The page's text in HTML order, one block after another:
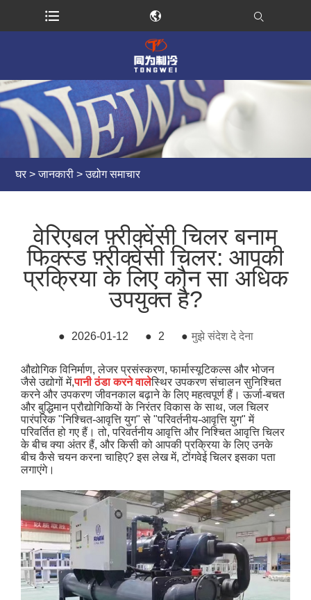
घर > जानकारी >उद्योग समाचार
वेरिएबल फ़्रीक्वेंसी चिलर बनाम
फिक्स्ड फ़्रीक्वेंसी चिलर: आपकी
प्रक्रिया के लिए कौन सा अधिक
उपयुक्त है?
● 2026-01-12 ● 2 ● मुझे संदेश दे देना
औद्योगिक विनिर्माण, लेजर प्रसंस्करण, फार्मास्यूटिकल्स और भोजन
जैसे उद्योगों में,पानी ठंडा करने वालेस्थिर उपकरण संचालन सुनिश्चित
करने और उपकरण जीवनकाल बढ़ाने के लिए महत्वपूर्ण हैं। ऊर्जा-बचत
और बुद्धिमान प्रौद्योगिकियों के निरंतर विकास के साथ, जल चिलर
पारंपरिक "निश्चित-आवृत्ति युग" से "परिवर्तनीय-आवृत्ति युग" में
परिवर्तित हो गए हैं। तो, परिवर्तनीय आवृत्ति और निश्चित आवृत्ति चिलर
के बीच क्या अंतर हैं, और किसी को आपकी प्रक्रिया के लिए उनके
बीच कैसे चयन करना चाहिए? इस लेख में, टोंगवेई चिलर इसका पता
लगाएंगे।